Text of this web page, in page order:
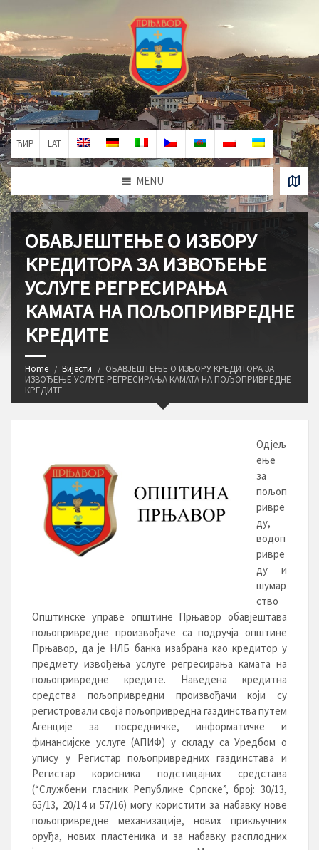
ЋИР LAT
MENU
ОБАВЈЕШТЕЊЕ О ИЗБОРУ
КРЕДИТОРА ЗА ИЗВОЂЕЊЕ
УСЛУГЕ РЕГРЕСИРАЊА
КАМАТА НА ПОЉОПРИВРЕДНЕ
КРЕДИТЕ
Home Вијести
ОБАВЈЕШТЕЊЕ О ИЗБОРУ КРЕДИТОРА ЗА
ИЗВОЂЕЊЕ УСЛУГЕ РЕГРЕСИРАЊА КАМАТА НА ПОЉОПРИВРЕДНЕ
КРЕДИТЕ
Одјељ
ење
за
пољоп
ривре
ду,
водоп
ривре
ду и
шумар
ство
Општинске управе општине Прњавор обавјештава
пољопривредне произвођаче са подручја општине
Прњавор, да је НЛБ банка изабрана као кредитор у
предмету извођења услуге регресирања камата на
пољопривредне кредите. Наведена кредитна
средства пољопривредни произвођачи који су
регистровали своја пољопривредна газдинства путем
Агенције за посредничке, информатичке и
финансијске услуге (АПИФ) у складу са Уредбом о
упису у Регистар пољопривредних газдинстава и
Регистар корисника подстицајних средстава
(“Службени гласник Републике Српске”, број: 30/13,
65/13, 20/14 и 57/16) могу користити за набавку нове
пољопривредне механизације, нових прикључних
оруђа, нових пластеника и за набавку расплодних